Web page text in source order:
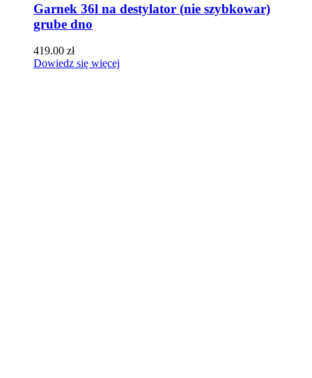
Garnek 36l na destylator (nie szybkowar)
grube dno
419.00 zł
Dowiedz się więcej